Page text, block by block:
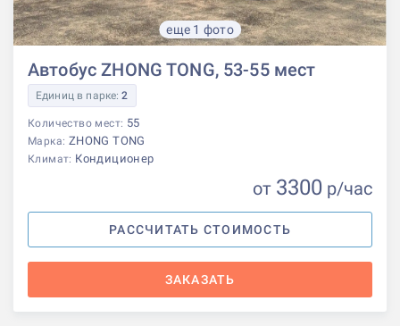
еще 1 фото
Автобус ZHONG TONG, 53-55 мест
Единиц в парке:2
Количество мест: 55
Марка: ZHONG TONG
Климат: Кондиционер
от 3300 р/час
РАССЧИТАТЬ СТОИМОСТЬ
ЗАКАЗАТЬ